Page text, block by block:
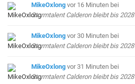
MikeOxlong vor 16 Minuten bei
Sturmtalent Calderon bleibt bis 2028
MikeOxlong vor 30 Minuten bei
Sturmtalent Calderon bleibt bis 2028
MikeOxlong vor 31 Minuten bei
Sturmtalent Calderon bleibt bis 2028